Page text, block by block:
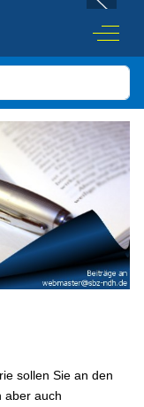
Off-
sollen Sie an den
aber auch